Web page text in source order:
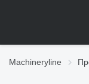
Machineryline